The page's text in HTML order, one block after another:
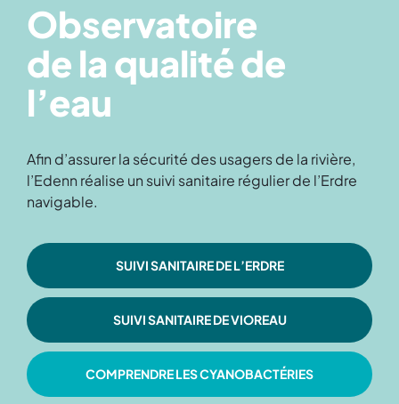
Observatoire
de la qualité de
l’eau
Afin d’assurer la sécurité des usagers de la rivière,
l’Edenn réalise un suivi sanitaire régulier de l’Erdre
navigable.
SUIVI SANITAIRE DE L’ERDRE
SUIVI SANITAIRE DE VIOREAU
COMPRENDRE LES CYANOBACTÉRIES